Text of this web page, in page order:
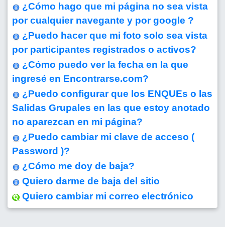
¿Cómo hago que mi página no sea vista
por cualquier navegante y por google ?
¿Puedo hacer que mi foto solo sea vista
por participantes registrados o activos?
¿Cómo puedo ver la fecha en la que
ingresé en Encontrarse.com?
¿Puedo configurar que los ENQUEs o las
Salidas Grupales en las que estoy anotado
no aparezcan en mi página?
¿Puedo cambiar mi clave de acceso (
Password )?
¿Cómo me doy de baja?
Quiero darme de baja del sitio
Quiero cambiar mi correo electrónico